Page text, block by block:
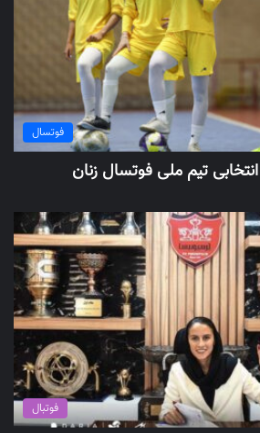
فوتسال
تیم ملی فوتسال زنان
فوتبال